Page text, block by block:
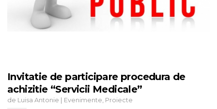
Invitatie de participare procedura de
achizitie “Servicii Medicale”
de Luisa Antonie | Evenimente, Proiecte